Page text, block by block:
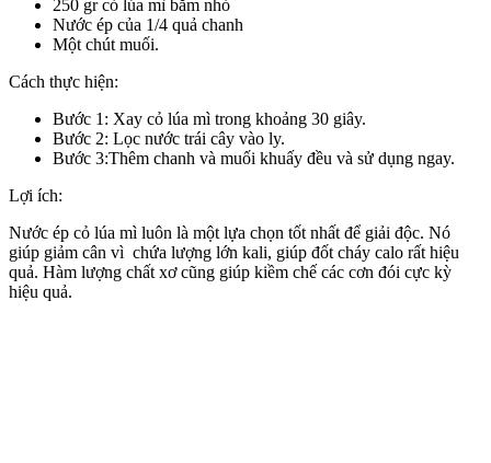
250 gr cỏ lúa mì băm nhỏ
Nước ép của 1/4 quả chanh
Một chút muối.
Cách thực hiện:
Bước 1: Xay cỏ lúa mì trong khoảng 30 giây.
Bước 2: Lọc nước trái cây vào ly.
Bước 3:Thêm chanh và muối khuấy đều và sử dụng ngay.
Lợi ích:
Nước ép cỏ lúa mì luôn là một lựa chọn tốt nhất để giải độc. Nó
giúp giảm cân vì chứa lượng lớn kali, giúp đốt cháy calo rất hiệu
quả. Hàm lượng chất xơ cũng giúp kiềm chế các cơn đói cực kỳ
hiệu quả.